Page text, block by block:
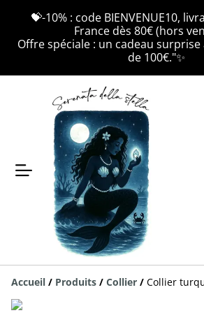
💝-10% : code BIENVENUE10,
France dès 80€ (hors
Offre spéciale : un cadeau
de 100€."✨
Accueil / Produits / Collier / Collier